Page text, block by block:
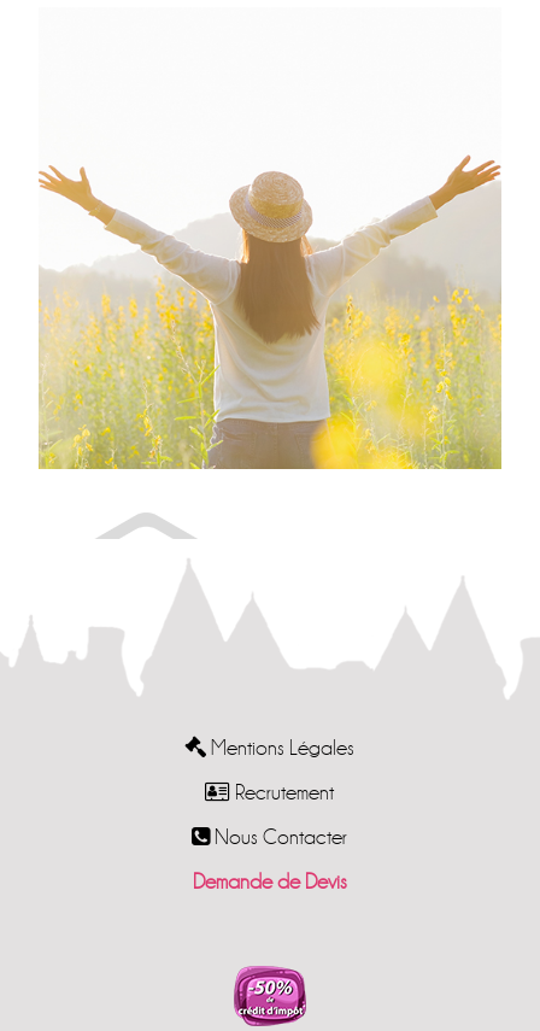
Mentions Légales
Recrutement
Nous Contacter
Demande de Devis